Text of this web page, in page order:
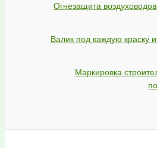
Огнезащита
Валик под каждую краску
Маркировка